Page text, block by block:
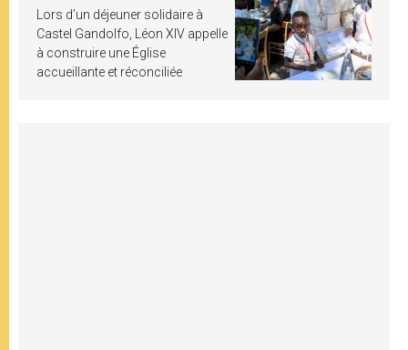
Lors d’un déjeuner solidaire à
Castel Gandolfo, Léon XIV appelle
à construire une Église
accueillante et réconciliée